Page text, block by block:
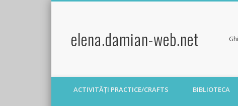
elena.damian-web.net
ACTIVITĂȚI PRACTICE/CRAFTS BIBLIOTECA